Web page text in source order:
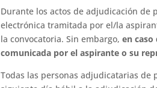
Durante los actos de adjudicación de
electrónica tramitada por el/la
la convocatoria. Sin embargo,en
comunicada por el aspirante o su
Todas las personas adjudicatarias de